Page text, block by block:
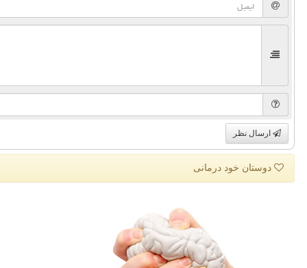
ارسال نظر
دوستان خود درمانی